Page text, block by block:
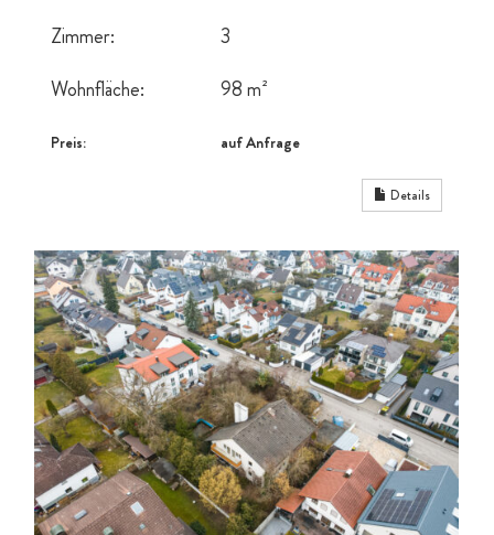
Zimmer:
3
Wohnfläche:
98 m²
Preis: auf Anfrage
Details